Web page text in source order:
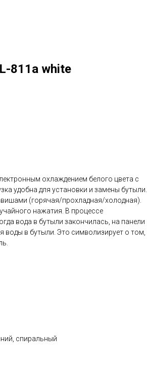
811a white
охлаждением белого цвета с
удобна для установки и замены бутыли.
(горячая/прохладная/холодная).
нажатия. В процессе
вода в бутыли закончилась, на панели
воды в бутыли. Это символизирует о том,
спиральный